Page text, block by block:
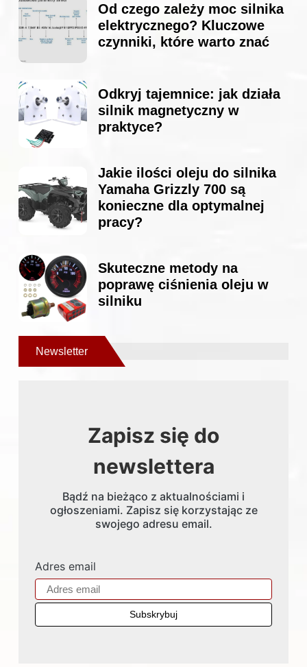
Od czego zależy moc silnika
elektrycznego? Kluczowe
czynniki, które warto znać
Odkryj tajemnice: jak działa
silnik magnetyczny w
praktyce?
Jakie ilości oleju do silnika
Yamaha Grizzly 700 są
konieczne dla optymalnej
pracy?
Skuteczne metody na
poprawę ciśnienia oleju w
silniku
Newsletter
Zapisz się do
newslettera
Bądź na bieżąco z aktualnościami i
ogłoszeniami. Zapisz się korzystając ze
swojego adresu email.
Adres email